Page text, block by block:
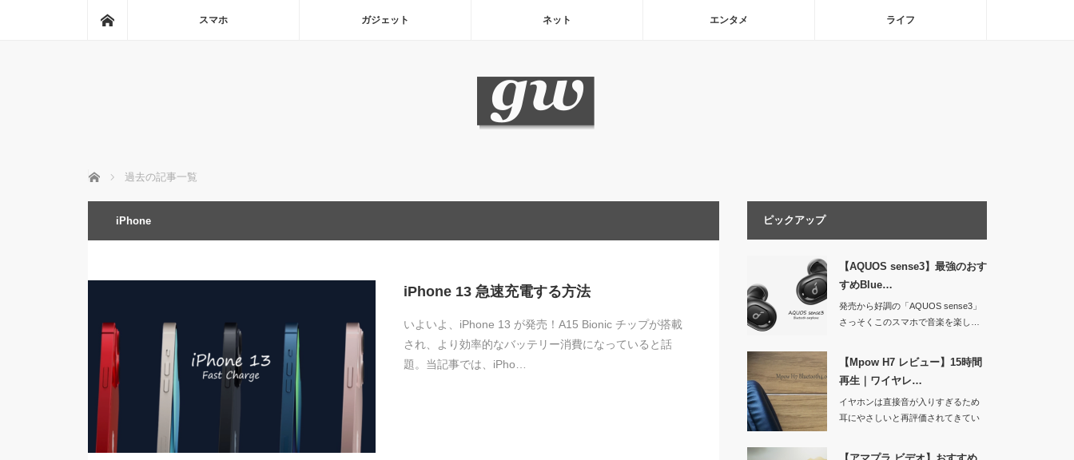
スマホ ガジェット ネット エンタメ ライフ
ホーム 過去の記事一覧
iPhone
iPhone 13 急速充電する方法
いよいよ、iPhone 13 が発売！A15 Bionic チップが搭載
され、より効率的なバッテリー消費になっていると話
題。当記事では、iPho…
ピックアップ
【AQUOS sense3】最強のおす
すめBlue…
発売から好調の「AQUOS sense3」
さっそくこのスマホで音楽を楽し…
【Mpow H7 レビュー】15時間
再生｜ワイヤレ…
イヤホンは直接音が入りすぎるため
耳にやさしいと再評価されてきてい